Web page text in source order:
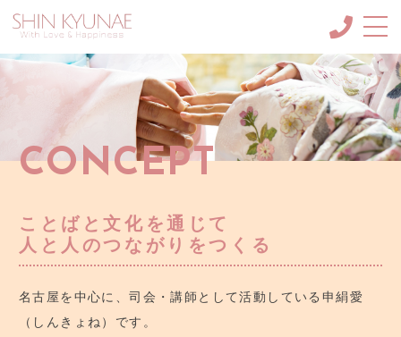
About me
申絹愛（しんきょね）について
MC・ナレーション
メニュー/料金など
韓国語講座＆韓紙工芸講座
Blog
ブログ
GALLERY
ギャラリー
CONCEPT
ことばと文化を通じて
人と人のつながりをつくる
名古屋を中心に、司会・講師として活動している申絹愛
（しんきょね）です。